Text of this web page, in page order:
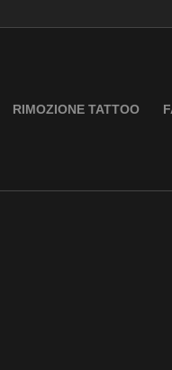
RIMOZIONE TATTOO